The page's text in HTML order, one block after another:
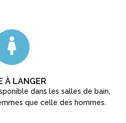
À LANGER
dans les salles de bain,
que celle des hommes.